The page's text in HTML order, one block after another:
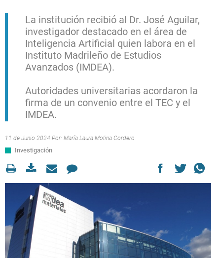
La institución recibió al Dr. José Aguilar,
investigador destacado en el área de
Inteligencia Artificial quien labora en el
Instituto Madrileño de Estudios
Avanzados (IMDEA).
Autoridades universitarias acordaron la
firma de un convenio entre el TEC y el
IMDEA.
11 de Junio 2024 Por: María Laura Molina Cordero
Investigación